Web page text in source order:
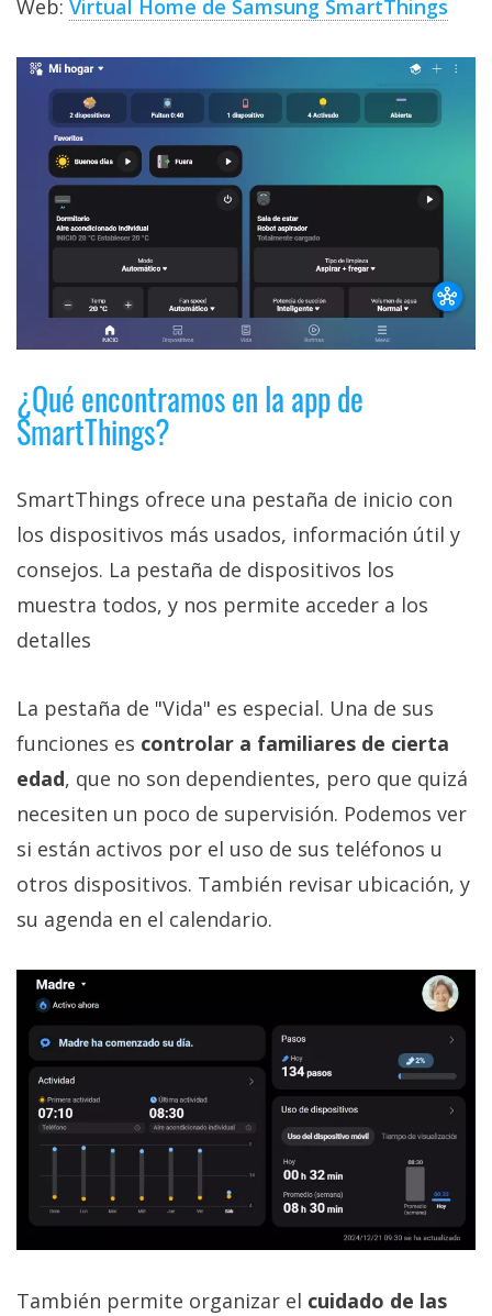
Web: Virtual Home de Samsung SmartThings
¿Qué encontramos en la app de
SmartThings?
SmartThings ofrece una pestaña de inicio con
los dispositivos más usados, información útil y
consejos. La pestaña de dispositivos los
muestra todos, y nos permite acceder a los
detalles
La pestaña de "Vida" es especial. Una de sus
funciones es controlar a familiares de cierta
edad, que no son dependientes, pero que quizá
necesiten un poco de supervisión. Podemos ver
si están activos por el uso de sus teléfonos u
otros dispositivos. También revisar ubicación, y
su agenda en el calendario.
También permite organizar el cuidado de las